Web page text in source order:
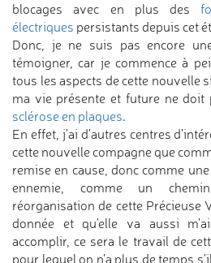
blocages avec en plus des
électriques persistants depuis cet
Donc, je ne suis pas encore
témoigner, car je commence à
tous les aspects de cette nouvelle
ma vie présente et future ne doit
sclérose en plaques.
En effet, j'ai d'autres centres
cette nouvelle compagne que
remise en cause, donc comme
ennemie, comme un
réorganisation de cette Précieuse
donnée et qu'elle va aussi
accomplir, ce sera le travail de
pour lequel on n'a plus de temps